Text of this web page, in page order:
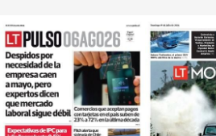
Opens in new window Opens in